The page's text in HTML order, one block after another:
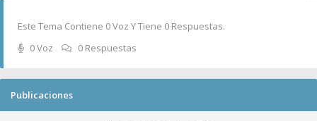
Este Tema Contiene 0 Voz Y Tiene 0 Respuestas.
0 Voz
0 Respuestas
Publicaciones